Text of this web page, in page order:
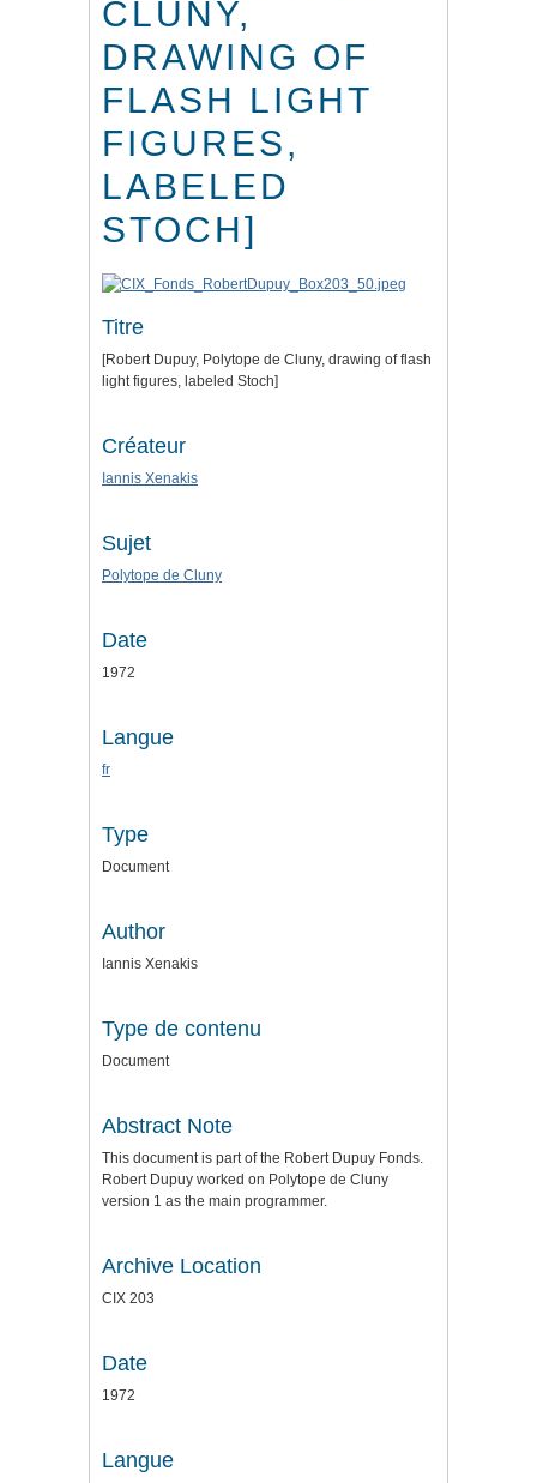
CLUNY,
DRAWING OF
FLASH LIGHT
FIGURES,
LABELED
STOCH]
Titre
[Robert Dupuy, Polytope de Cluny, drawing of flash
light figures, labeled Stoch]
Créateur
Iannis Xenakis
Sujet
Polytope de Cluny
Date
1972
Langue
fr
Type
Document
Author
Iannis Xenakis
Type de contenu
Document
Abstract Note
This document is part of the Robert Dupuy Fonds.
Robert Dupuy worked on Polytope de Cluny
version 1 as the main programmer.
Archive Location
CIX 203
Date
1972
Langue